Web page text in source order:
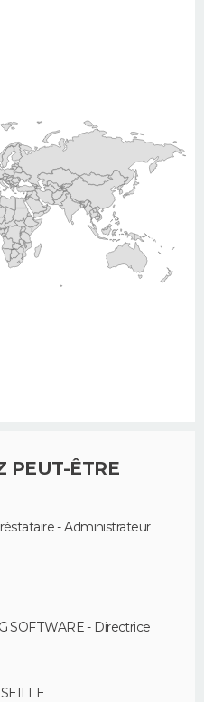
PEUT-ÊTRE
- Administrateur
SOFTWARE - Directrice